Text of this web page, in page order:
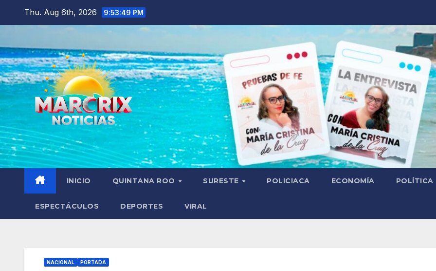
Thu. Aug 6th, 2026 9:53:50 PM
INICIO QUINTANA ROO SURESTE POLICIACA ECONOMÍA POLÍTICA
ESPECTÁCULOS DEPORTES VIRAL
NACIONAL PORTADA